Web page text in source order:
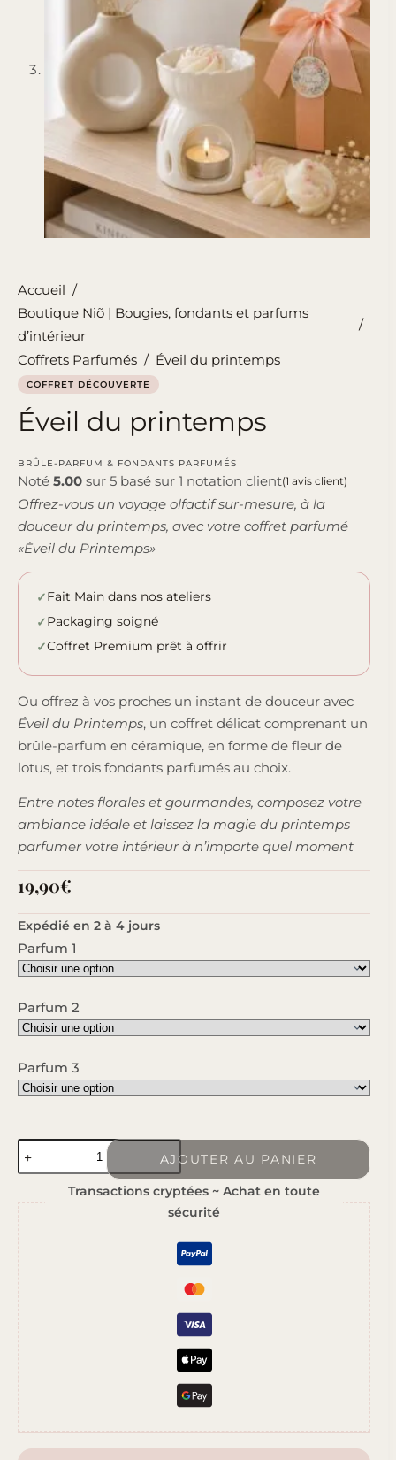
Accueil /
Boutique Niõ | Bougies, fondants et parfums
d’intérieur
/
Coffrets Parfumés / Éveil du printemps
COFFRET DÉCOUVERTE
Éveil du printemps
BRÛLE-PARFUM & FONDANTS PARFUMÉS
Noté 5.00 sur 5 basé sur 1 notation client(1 avis client)
Offrez-vous un voyage olfactif sur-mesure, à la
douceur du printemps, avec votre coffret parfumé
«Éveil du Printemps»
Fait Main dans nos ateliers
Packaging soigné
Coffret Premium prêt à offrir
Ou offrez à vos proches un instant de douceur avec
Éveil du Printemps, un coffret délicat comprenant un
brûle-parfum en céramique, en forme de fleur de
lotus, et trois fondants parfumés au choix.
Entre notes florales et gourmandes, composez votre
ambiance idéale et laissez la magie du printemps
parfumer votre intérieur à n’importe quel moment
19,90€
Expédié en 2 à 4 jours
Parfum 1
Parfum 2
Parfum 3
de
du
printemps
AJOUTER AU PANIER
Transactions cryptées ~ Achat en toute
sécurité